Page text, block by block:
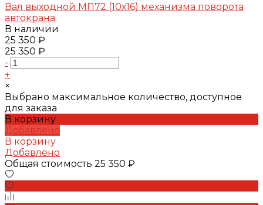
Вал выходной МП72 (10х16) механизма поворота
автокрана
В наличии
25 350 ₽
25 350 ₽
-
+
×
Выбрано максимальное количество, доступное
для заказа
В корзину
Добавлено
В корзину
Добавлено
Общая стоимость 25 350 ₽